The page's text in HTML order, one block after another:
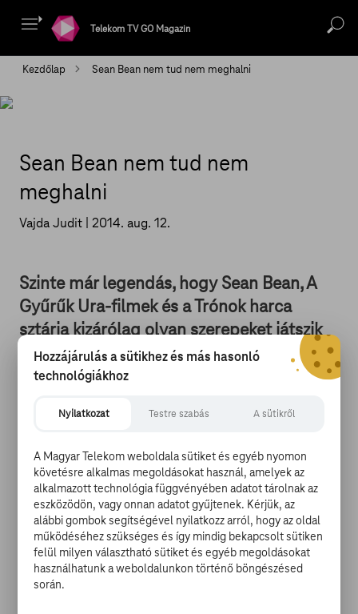
Telekom TV GO Magazin
Kezdőlap Sean Bean nem tud nem meghalni
Sean Bean nem tud nem
meghalni
Vajda Judit | 2014. aug. 12.
Szinte már legendás, hogy Sean Bean, A
Gyűrűk Ura-filmek és a Trónok harca
sztárja kizárólag olyan szerepeket játszik
el, melyekben meghal az általa játszott
karakter. Ezt figurázta ki a Funny or Die
Megosztom
Hozzájárulás a sütikhez és más hasonló
technológiákhoz
Nyilatkozat Testre szabás A sütikről
A Magyar Telekom weboldala sütiket és egyéb nyomon
követésre alkalmas megoldásokat használ, amelyek az
alkalmazott technológia függvényében adatot tárolnak az
eszközödön, vagy onnan adatot gyűjtenek. Kérjük, az
alábbi gombok segítségével nyilatkozz arról, hogy az oldal
működéséhez szükséges és így mindig bekapcsolt sütiken
felül milyen választható sütiket és egyéb megoldásokat
használhatunk a weboldalunkon történő böngészésed
során.